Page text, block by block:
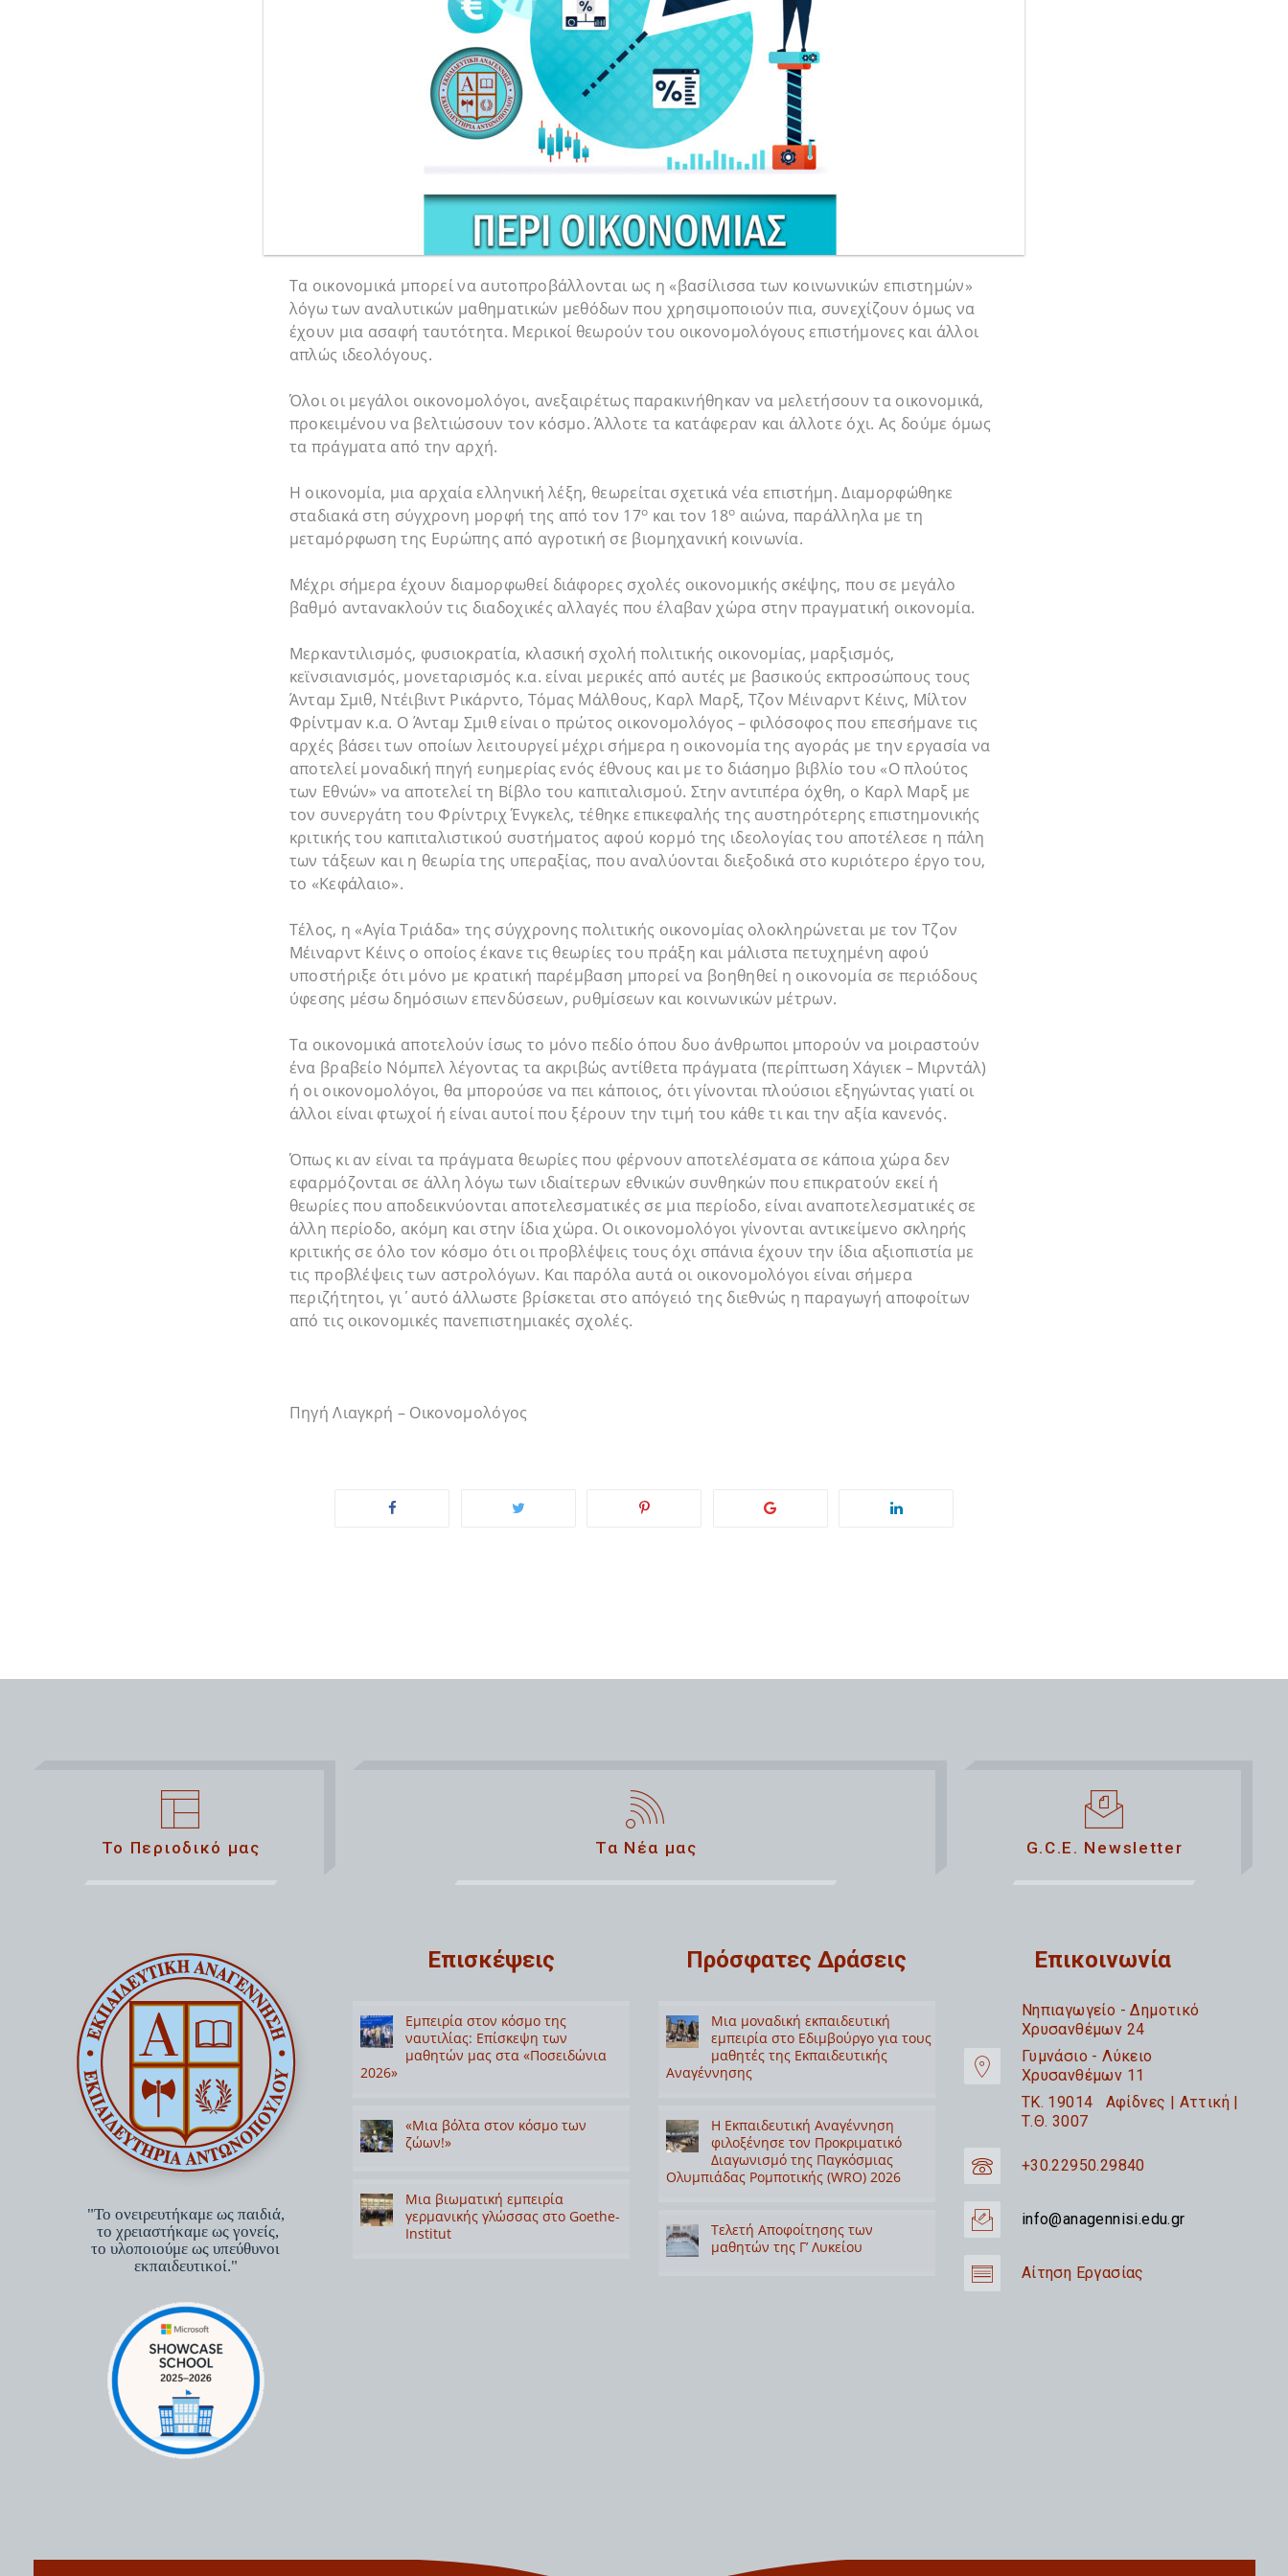
Τα οικονομικά μπορεί να αυτοπροβάλλονται ως η «βασίλισσα των κοινωνικών επιστημών»
λόγω των αναλυτικών μαθηματικών μεθόδων που χρησιμοποιούν πια, συνεχίζουν όμως να
έχουν μια ασαφή ταυτότητα. Μερικοί θεωρούν του οικονομολόγους επιστήμονες και άλλοι
απλώς ιδεολόγους.
Όλοι οι μεγάλοι οικονομολόγοι, ανεξαιρέτως παρακινήθηκαν να μελετήσουν τα οικονομικά,
προκειμένου να βελτιώσουν τον κόσμο. Άλλοτε τα κατάφεραν και άλλοτε όχι. Ας δούμε όμως
τα πράγματα από την αρχή.
Η οικονομία, μια αρχαία ελληνική λέξη, θεωρείται σχετικά νέα επιστήμη. Διαμορφώθηκε
σταδιακά στη σύγχρονη μορφή της από τον 17ο και τον 18ο αιώνα, παράλληλα με τη
μεταμόρφωση της Ευρώπης από αγροτική σε βιομηχανική κοινωνία.
Μέχρι σήμερα έχουν διαμορφωθεί διάφορες σχολές οικονομικής σκέψης, που σε μεγάλο
βαθμό αντανακλούν τις διαδοχικές αλλαγές που έλαβαν χώρα στην πραγματική οικονομία.
Μερκαντιλισμός, φυσιοκρατία, κλασική σχολή πολιτικής οικονομίας, μαρξισμός,
κεϊνσιανισμός, μονεταρισμός κ.α. είναι μερικές από αυτές με βασικούς εκπροσώπους τους
Άνταμ Σμιθ, Ντέιβιντ Ρικάρντο, Τόμας Μάλθους, Καρλ Μαρξ, Τζον Μέιναρντ Κέινς, Μίλτον
Φρίντμαν κ.α. Ο Άνταμ Σμιθ είναι ο πρώτος οικονομολόγος – φιλόσοφος που επεσήμανε τις
αρχές βάσει των οποίων λειτουργεί μέχρι σήμερα η οικονομία της αγοράς με την εργασία να
αποτελεί μοναδική πηγή ευημερίας ενός έθνους και με το διάσημο βιβλίο του «Ο πλούτος
των Εθνών» να αποτελεί τη Βίβλο του καπιταλισμού. Στην αντιπέρα όχθη, ο Καρλ Μαρξ με
τον συνεργάτη του Φρίντριχ Ένγκελς, τέθηκε επικεφαλής της αυστηρότερης επιστημονικής
κριτικής του καπιταλιστικού συστήματος αφού κορμό της ιδεολογίας του αποτέλεσε η πάλη
των τάξεων και η θεωρία της υπεραξίας, που αναλύονται διεξοδικά στο κυριότερο έργο του,
το «Κεφάλαιο».
Τέλος, η «Αγία Τριάδα» της σύγχρονης πολιτικής οικονομίας ολοκληρώνεται με τον Τζον
Μέιναρντ Κέινς ο οποίος έκανε τις θεωρίες του πράξη και μάλιστα πετυχημένη αφού
υποστήριξε ότι μόνο με κρατική παρέμβαση μπορεί να βοηθηθεί η οικονομία σε περιόδους
ύφεσης μέσω δημόσιων επενδύσεων, ρυθμίσεων και κοινωνικών μέτρων.
Τα οικονομικά αποτελούν ίσως το μόνο πεδίο όπου δυο άνθρωποι μπορούν να μοιραστούν
ένα βραβείο Νόμπελ λέγοντας τα ακριβώς αντίθετα πράγματα (περίπτωση Χάγιεκ – Μιρντάλ)
ή οι οικονομολόγοι, θα μπορούσε να πει κάποιος, ότι γίνονται πλούσιοι εξηγώντας γιατί οι
άλλοι είναι φτωχοί ή είναι αυτοί που ξέρουν την τιμή του κάθε τι και την αξία κανενός.
Όπως κι αν είναι τα πράγματα θεωρίες που φέρνουν αποτελέσματα σε κάποια χώρα δεν
εφαρμόζονται σε άλλη λόγω των ιδιαίτερων εθνικών συνθηκών που επικρατούν εκεί ή
θεωρίες που αποδεικνύονται αποτελεσματικές σε μια περίοδο, είναι αναποτελεσματικές σε
άλλη περίοδο, ακόμη και στην ίδια χώρα. Οι οικονομολόγοι γίνονται αντικείμενο σκληρής
κριτικής σε όλο τον κόσμο ότι οι προβλέψεις τους όχι σπάνια έχουν την ίδια αξιοπιστία με
τις προβλέψεις των αστρολόγων. Και παρόλα αυτά οι οικονομολόγοι είναι σήμερα
περιζήτητοι, γι΄αυτό άλλωστε βρίσκεται στο απόγειό της διεθνώς η παραγωγή αποφοίτων
από τις οικονομικές πανεπιστημιακές σχολές.
Πηγή Λιαγκρή – Οικονομολόγος
Το Περιοδικό μας Τα Νέα μας G.C.E. Newsletter
"Το ονειρευτήκαμε ως παιδιά,
το χρειαστήκαμε ως γονείς,
το υλοποιούμε ως υπεύθυνοι
εκπαιδευτικοί."
Επισκέψεις
Εμπειρία στον κόσμο της
ναυτιλίας: Επίσκεψη των
μαθητών μας στα «Ποσειδώνια
2026»
«Μια βόλτα στον κόσμο των
ζώων!»
Μια βιωματική εμπειρία
γερμανικής γλώσσας στο Goethe-
Institut
Πρόσφατες Δράσεις
Μια μοναδική εκπαιδευτική
εμπειρία στο Εδιμβούργο για τους
μαθητές της Εκπαιδευτικής
Αναγέννησης
Η Εκπαιδευτική Αναγέννηση
φιλοξένησε τον Προκριματικό
Διαγωνισμό της Παγκόσμιας
Ολυμπιάδας Ρομποτικής (WRO) 2026
Τελετή Αποφοίτησης των
μαθητών της Γ’ Λυκείου
Επικοινωνία
Nηπιαγωγείο - Δημοτικό
Χρυσανθέμων 24
Γυμνάσιο - Λύκειο
Χρυσανθέμων 11
TK. 19014 Αφίδνες | Αττική |
Τ.Θ. 3007
+30.22950.29840
info@anagennisi.edu.gr
Αίτηση Εργασίας